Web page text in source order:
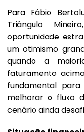
Para Fábio
Triângulo
oportunidade
um otimismo
quando a
faturamento
fundamental
melhorar o fluxo
cenário ainda